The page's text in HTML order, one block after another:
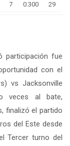
7 0.300 29
participación fue
con el
vs Jacksonville
veces al bate,
finalizó el partido
del Este desde
Tercer turno del